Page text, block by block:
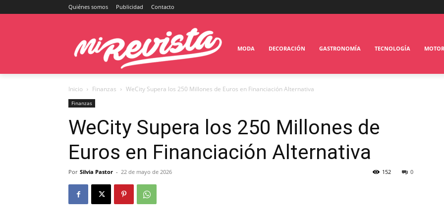
Quiénes somos Publicidad Contacto
MODA DECORACIÓN GASTRONOMÍA TECNOLOGÍA MOTOR
Inicio Finanzas WeCity Supera los 250 Millones de Euros en Financiación Alternativa
Finanzas
WeCity Supera los 250 Millones de
Euros en Financiación Alternativa
Por Silvia Pastor - 22 de mayo de 2026 0
152